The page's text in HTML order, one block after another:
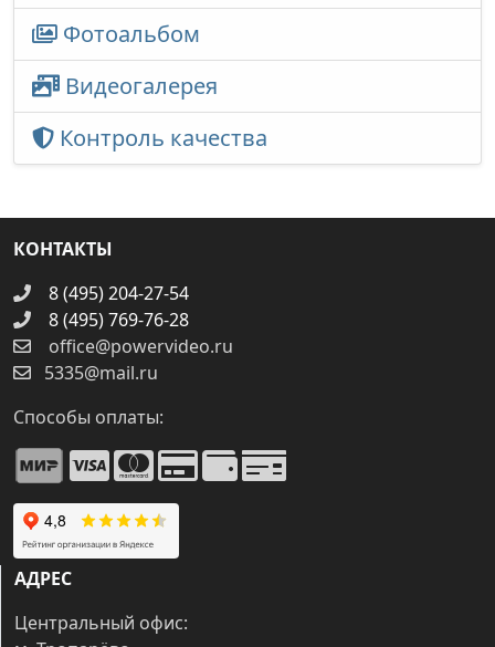
Фотоальбом
Видеогалерея
Контроль качества
КОНТАКТЫ
8 (495) 204-27-54
8 (495) 769-76-28
office@powervideo.ru
5335@mail.ru
Способы оплаты:
АДРЕС
Центральный офис: